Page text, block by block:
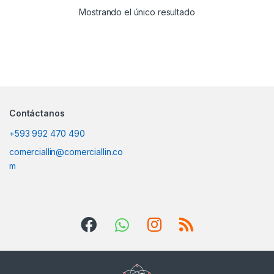
Mostrando el único resultado
Contáctanos
+593 992 470 490
comerciallin@comerciallin.co
m